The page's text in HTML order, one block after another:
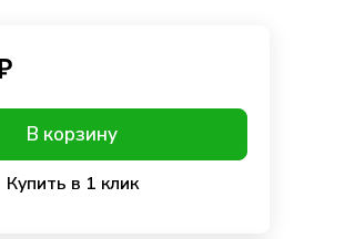
В корзину
Купить в 1 клик